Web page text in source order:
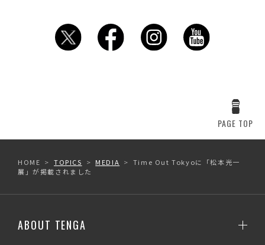
PAGE TOP
HOME TOPICS MEDIA
Time Out Tokyoに「松本光一
展」が掲載されました
ABOUT TENGA